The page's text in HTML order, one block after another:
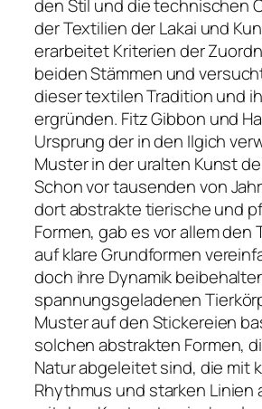
den Stil und die technischen
der Textilien der Lakai und
erarbeitet Kriterien der
beiden Stämmen und
dieser textilen Tradition und
ergründen. Fitz Gibbon und
Ursprung der in den Ilgich
Muster in der uralten Kunst
Schon vor tausenden von
dort abstrakte tierische und
Formen, gab es vor allem den
auf klare Grundformen
doch ihre Dynamik
spannungsgeladenen
Muster auf den Stickereien
solchen abstrakten Formen,
Natur abgeleitet sind, die mit
Rhythmus und starken Linien